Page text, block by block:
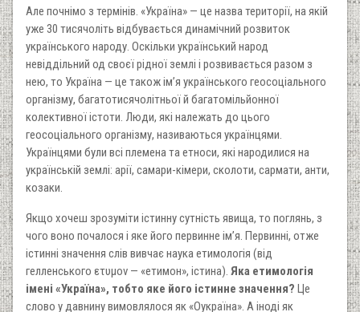
Але почнімо з термінів. «Україна» — це назва території, на якій
уже 30 тисячоліть відбувається динамічний розвиток
українського народу. Оскільки український народ
невіддільний од своєї рідної землі і розвивається разом з
нею, то Україна — це також ім’я українського геосоціального
організму, багатотисячолітньої й багатомільйонної
колективної істоти. Люди, які належать до цього
геосоціального організму, називаються українцями.
Українцями були всі племена та етноси, які народилися на
українській землі: арії, самари-кімери, сколоти, сармати, анти,
козаки.
Якщо хочеш зрозуміти істинну сутність явища, то поглянь, з
чого воно почалося і яке його первинне ім’я. Первинні, отже
істинні значення слів вивчає наука етимологія (від
гелленського ετυμον — «етимон», істина). Яка етимологія
імені «Україна», тобто яке його істинне значення? Це
слово у давнину вимовлялося як «Оукраїна». А іноді як